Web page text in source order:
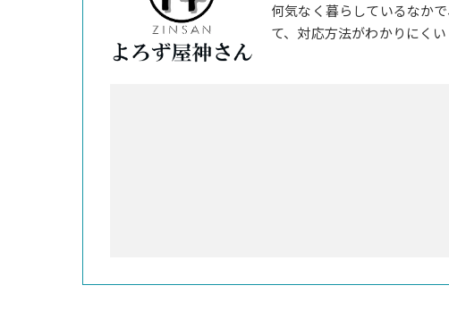
何気なく暮らしているなか
て、対応方法がわかりにく